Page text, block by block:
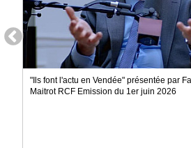
"Ils font l'actu en Vendée" présentée par
Maitrot RCF Emission du 1er juin 2026